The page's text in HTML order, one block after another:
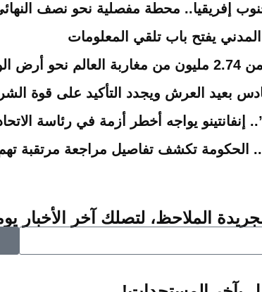
إفريقيا.. محطة مفصلية نحو نصف
يفتح باب تلقي المعلومات
بعيد العرش ويجدد التأكيد على قوة
إنفانتينو يواجه أخطر أزمة في رئاسة
تكشف تفاصيل مراجعة مرتقبة تهم
الملاحظ، لتصلك آخر الأخبار